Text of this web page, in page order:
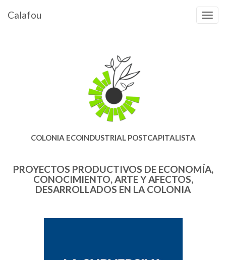
Calafou
COLONIA ECOINDUSTRIAL POSTCAPITALISTA
PROYECTOS PRODUCTIVOS DE ECONOMÍA,
CONOCIMIENTO, ARTE Y AFECTOS,
DESARROLLADOS EN LA COLONIA